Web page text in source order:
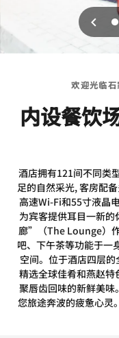
上
欢迎光临
内设餐饮
酒店拥有121间不同类
足的自然采光, 客房配
⾼速Wi-Fi和55⼨液晶
为宾客提供耳目一新
廊”（The Lounge）
吧、下午茶等功能于一
空间。位于酒店四层
精选全球佳肴和燕赵特
聚唇齿回味的新鲜美
您旅途奔波的疲惫心灵